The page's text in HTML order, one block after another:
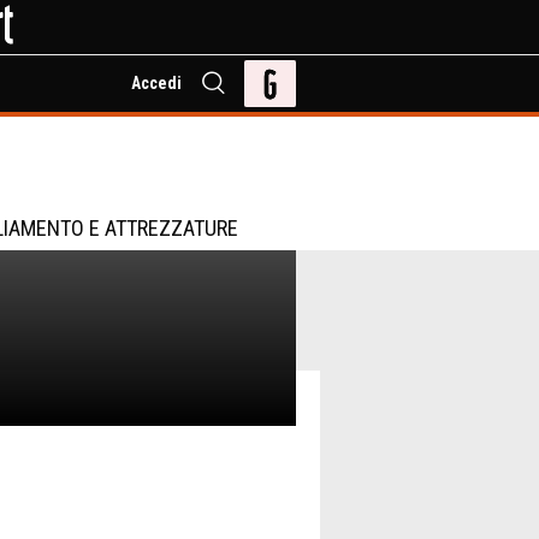
Accedi
E ATTREZZATURE